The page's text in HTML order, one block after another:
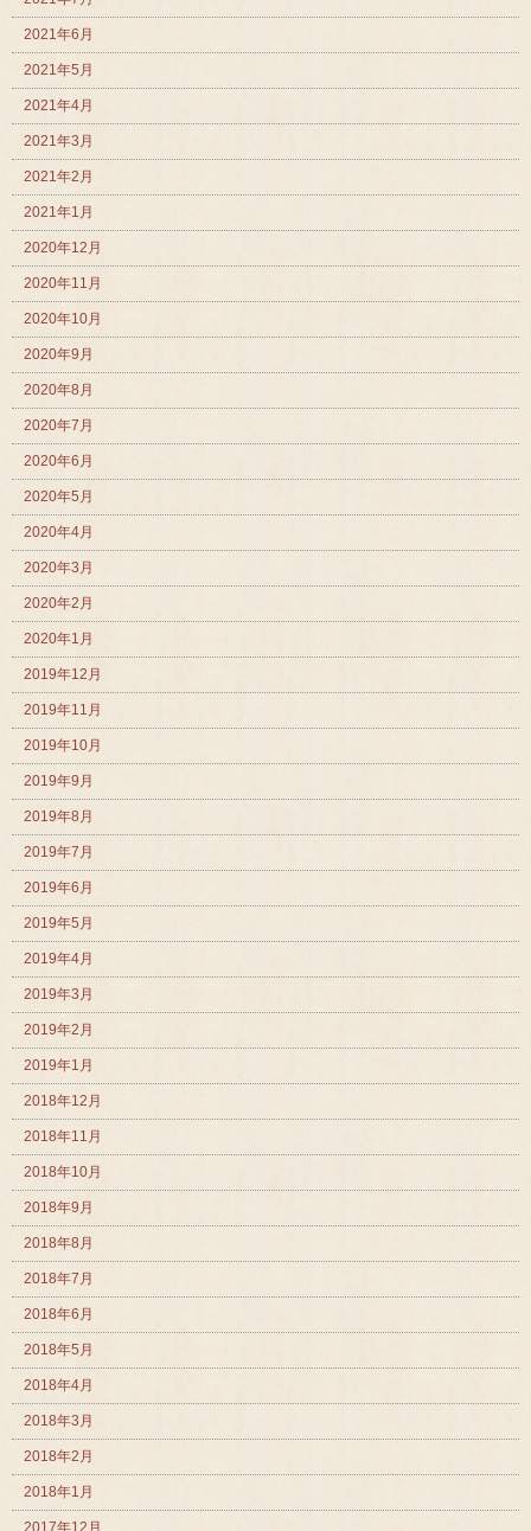
2021年6月
2021年5月
2021年4月
2021年3月
2021年2月
2021年1月
2020年12月
2020年11月
2020年10月
2020年9月
2020年8月
2020年7月
2020年6月
2020年5月
2020年4月
2020年3月
2020年2月
2020年1月
2019年12月
2019年11月
2019年10月
2019年9月
2019年8月
2019年7月
2019年6月
2019年5月
2019年4月
2019年3月
2019年2月
2019年1月
2018年12月
2018年11月
2018年10月
2018年9月
2018年8月
2018年7月
2018年6月
2018年5月
2018年4月
2018年3月
2018年2月
2018年1月